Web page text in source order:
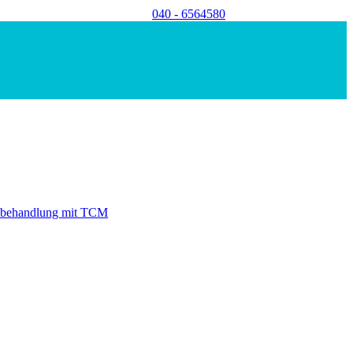
040 - 6564580